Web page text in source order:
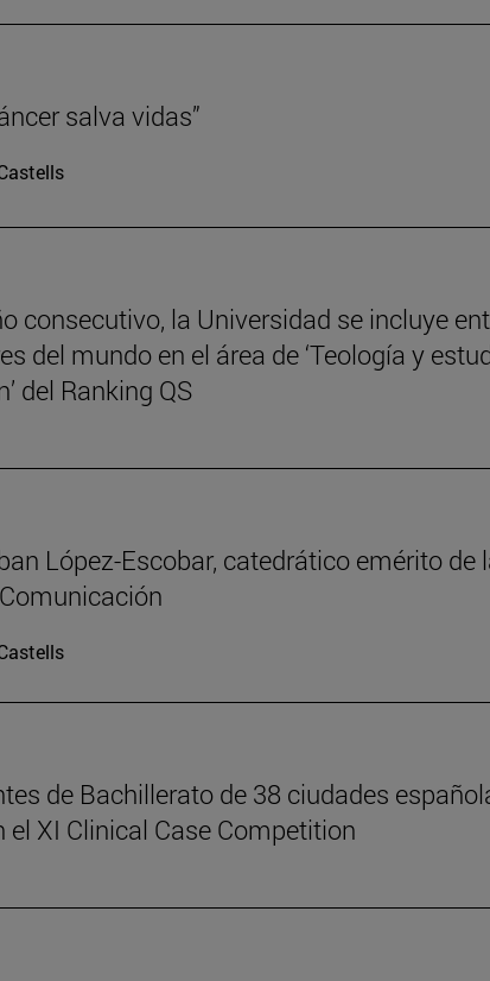
salva vidas”
consecutivo, la Universidad se incluye
del mundo en el área de ‘Teología y
del Ranking QS
López-Escobar, catedrático emérito de
de Bachillerato de 38 ciudades
el XI Clinical Case Competition